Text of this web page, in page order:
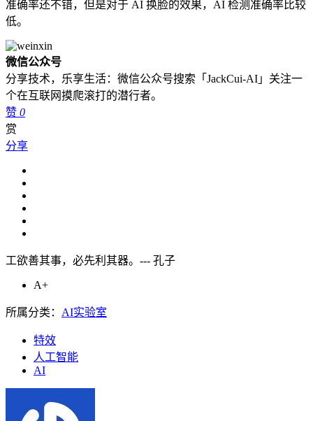
准确率还不错，但是对于 AI 换脸的效果，AI 检测准确率比较
低。
微信公众号
分享技术，乐享生活：微信公众号搜索「JackCui-AI」关注一
个在互联网摸爬滚打的潜行者。
赞 0
赏
分享
工欲善其事，必先利其器。--- 孔子
A+
所属分类： AI实验室
特效
人工智能
AI